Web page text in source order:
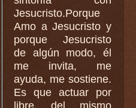
Jesucristo.Porque
Amo a Jesucristo y
porque Jesucristo
de algún modo, él
me invita, me
ayuda, me sostiene.
Es que actuar por
libre, del mismo